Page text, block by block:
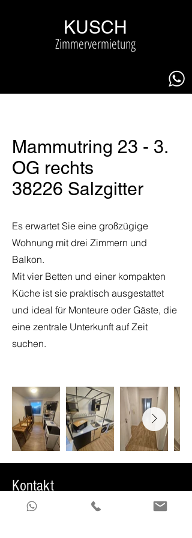
KUSCH
Zimmervermietung
Mammutring 23 - 3.
OG rechts
38226 Salzgitter
Es erwartet Sie eine großzügige
Wohnung mit drei Zimmern und
Balkon.
Mit vier Betten und einer kompakten
Küche ist sie praktisch ausgestattet
und ideal für Monteure oder Gäste, die
eine zentrale Unterkunft auf Zeit
suchen.
Kontakt